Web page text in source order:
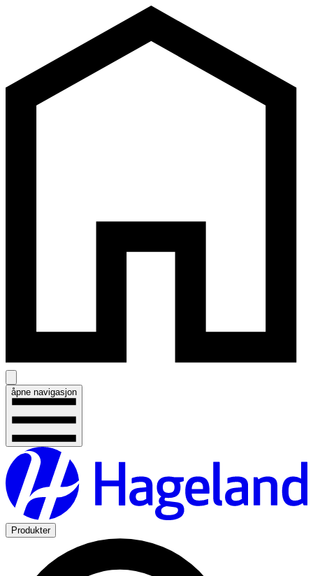
åpne navigasjon
Produkter